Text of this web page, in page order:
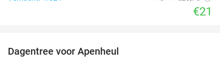
€21
Dagentree voor Apenheul